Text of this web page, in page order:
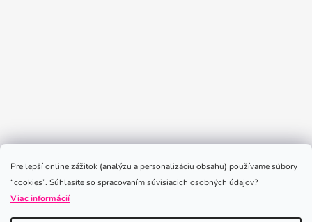
Pre lepší online zážitok (analýzu a personalizáciu obsahu) používame súbory
“cookies”. Súhlasíte so spracovaním súvisiacich osobných údajov?
Viac informácií
Sledovať na Instagrame